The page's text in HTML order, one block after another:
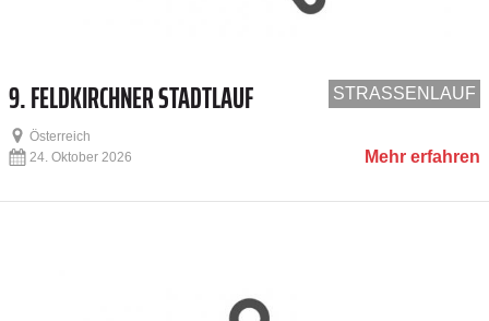
STRASSENLAUF
9. FELDKIRCHNER STADTLAUF
Österreich
Mehr erfahren
24. Oktober 2026